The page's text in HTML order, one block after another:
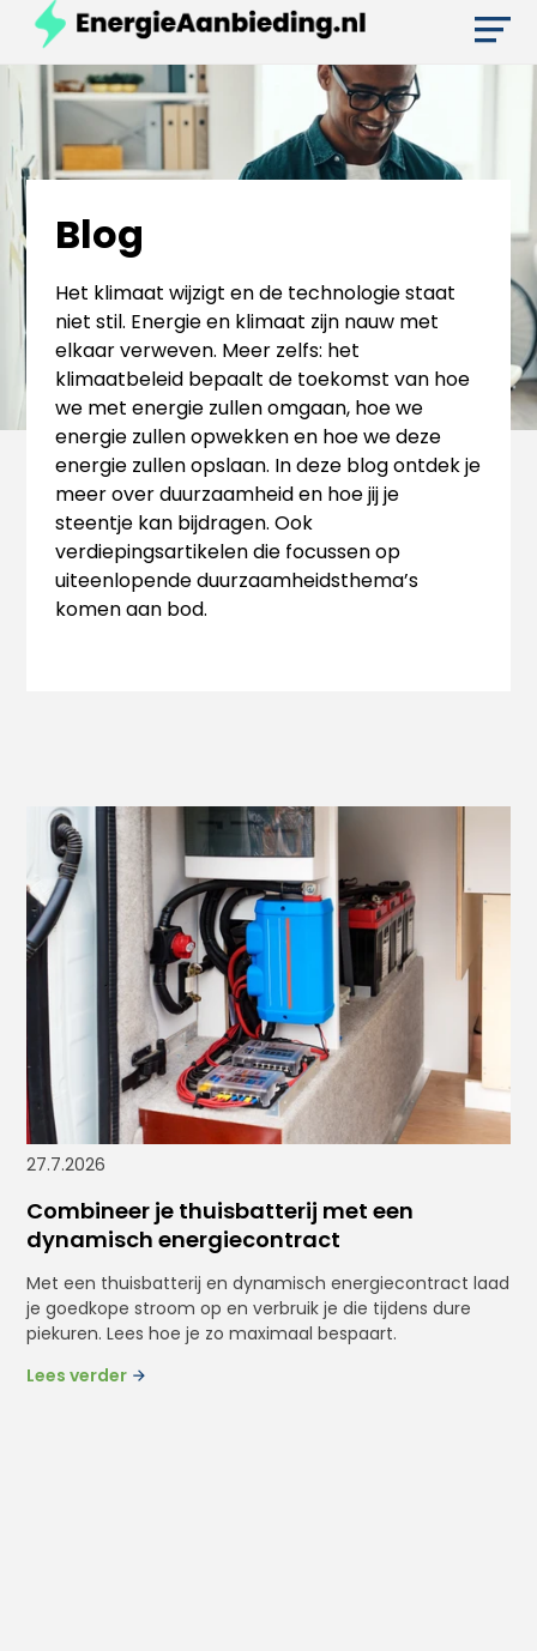
Blog
Het klimaat wijzigt en de technologie staat
niet stil. Energie en klimaat zijn nauw met
elkaar verweven. Meer zelfs: het
klimaatbeleid bepaalt de toekomst van hoe
we met energie zullen omgaan, hoe we
energie zullen opwekken en hoe we deze
energie zullen opslaan. In deze blog ontdek je
meer over duurzaamheid en hoe jij je
steentje kan bijdragen. Ook
verdiepingsartikelen die focussen op
uiteenlopende duurzaamheidsthema’s
komen aan bod.
27.7.2026
Combineer je thuisbatterij met een
dynamisch energiecontract
Met een thuisbatterij en dynamisch energiecontract laad
je goedkope stroom op en verbruik je die tijdens dure
piekuren. Lees hoe je zo maximaal bespaart.
Lees verder